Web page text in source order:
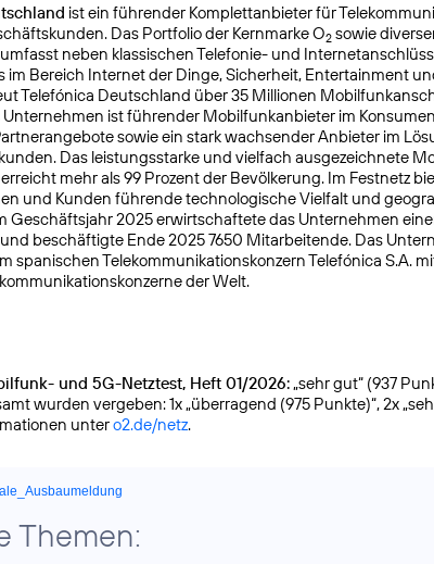
ist ein führender Komplettanbieter für
Das Portfolio der Kernmarke O2 sowie
neben klassischen Telefonie- und
im Bereich Internet der Dinge, Sicherheit, Entertainment
Telefónica Deutschland über 35 Millionen
Unternehmen ist führender Mobilfunkanbieter im
sowie ein stark wachsender Anbieter im
Das leistungsstarke und vielfach ausgezeichnete
mehr als 99 Prozent der Bevölkerung. Im Festnetz
und Kunden führende technologische Vielfalt und
Geschäftsjahr 2025 erwirtschaftete das Unternehmen
beschäftigte Ende 2025 7650 Mitarbeitende. Das
spanischen Telekommunikationskonzern Telefónica S.A.
der Welt.
und 5G-Netztest, Heft 01/2026: „sehr gut“ (937
wurden vergeben: 1x „überragend (975 Punkte)“, 2x
untero2.de/netz.
Themen: